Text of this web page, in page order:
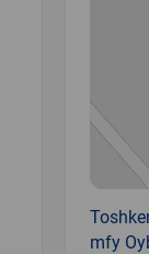
mfy